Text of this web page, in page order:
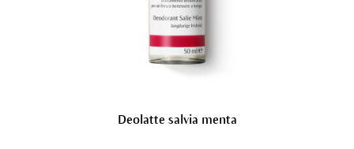
Deolatte salvia menta